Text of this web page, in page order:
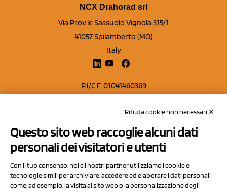
NCX Drahorad srl
Via Prov.le Sassuolo Vignola 315/1
41057 Spilamberto (MO)
Italy
P.I/C.F. 01041460369
Capitale sociale Euro 50.000,00 i.v.
Contatti
Privacy Policy
Cookie Policy
Rifiuta cookie non necessari ✕
Questo sito web raccoglie alcuni dati
personali dei visitatori e utenti
Con il tuo consenso, noi e i nostri partner utilizziamo i cookie e
tecnologie simili per archiviare, accedere ed elaborare i dati personali
come, ad esempio, la visita al sito web o la personalizzazione degli